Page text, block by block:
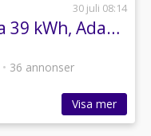
30 juli 08:14
Nissan Leaf N-Connecta 39 kWh, Adaptiv farthållare, Moms!
• 36 annonser
Visa mer